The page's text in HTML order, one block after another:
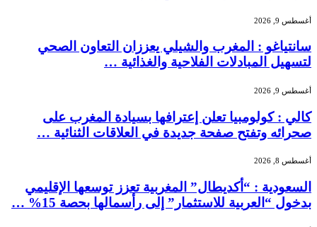
أغسطس 9, 2026
سانتياغو : المغرب والشيلي يعززان التعاون الصحي
لتسهيل المبادلات الفلاحية والغذائية …
أغسطس 9, 2026
كالي : كولومبيا تعلن إعترافها بسيادة المغرب على
صحرائه وتفتح صفحة جديدة في العلاقات الثنائية …
أغسطس 8, 2026
السعودية : “أكديطال” المغربية تعزز توسعها الإقليمي
بدخول “العربية للاستثمار” إلى رأسمالها بحصة 15% …